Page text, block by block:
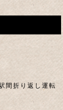
間折り返し運転